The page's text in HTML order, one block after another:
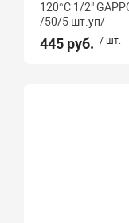
120°C 1/2"
/50/5 шт.уп/
445 руб. / шт.